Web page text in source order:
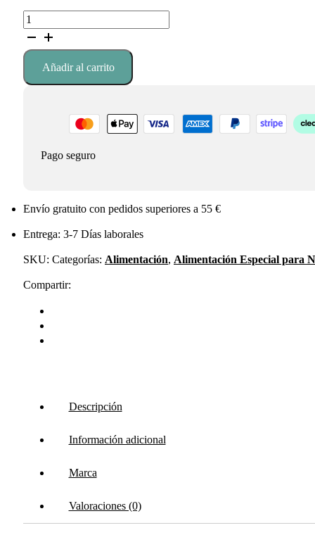
Potito
de
ternera
con
verduras
cantidad
Añadir al carrito
Pago seguro
Envío gratuito con pedidos superiores a 55 €
Entrega: 3-7 Días laborales
SKU: Categorías: Alimentación, Alimentación Especial para
Compartir:
Descripción
Información adicional
Marca
Valoraciones (0)